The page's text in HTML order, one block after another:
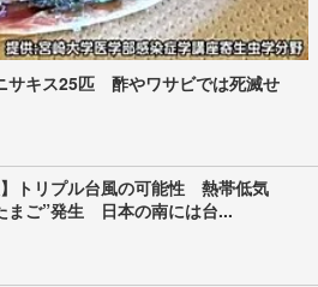
サキス25匹 酢やワサビでは死滅せ
】トリプル台風の可能性 熱帯低気
まご”発生 日本の南には台...